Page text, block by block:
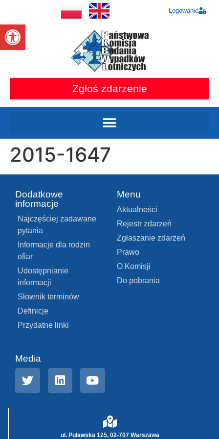
Otwórz pasek narzędzi
Logowanie
Zgłoś zdarzenie
2015-1647
Dodatkowe
informacje
Najczęściej zadawane
pytania
Informacje dla rodzin
ofiar
Udostępnianie
informacji
Słownik terminów
Definicje
Przydatne linki
Menu
Aktualności
Rejestr zdarzeń
Zgłaszanie zdarzeń
Prawo
O Komisji
Do pobrania
Media
ul. Puławska 125, 02-707 Warszawa